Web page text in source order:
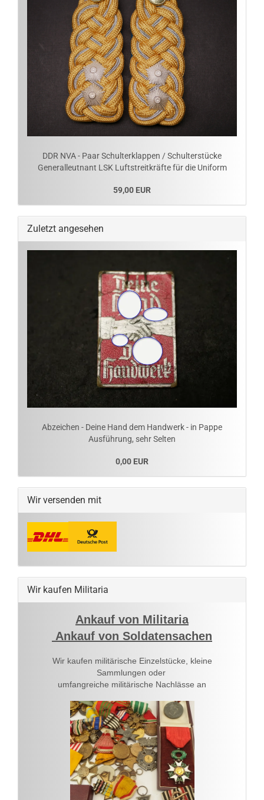
DDR NVA - Paar Schulterklappen / Schulterstücke
Generalleutnant LSK Luftstreitkräfte für die Uniform
59,00 EUR
Zuletzt angesehen
Abzeichen - Deine Hand dem Handwerk - in Pappe
Ausführung, sehr Selten
0,00 EUR
Wir versenden mit
Wir kaufen Militaria
Ankauf von Militaria
Ankauf von Soldatensachen
Wir kaufen militärische Einzelstücke, kleine
Sammlungen oder
umfangreiche militärische Nachlässe an